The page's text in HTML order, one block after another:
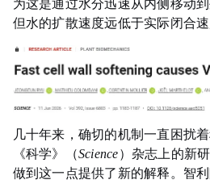
为这是通过水分迅速从内侧移动
但水的扩散速度远低于实际闭合速
几十年来，确切的机制一直困扰
《科学》（Science）杂志上的新
做到这一点提供了新的解释。智